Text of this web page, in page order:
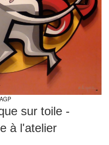
sur toile -
à l'atelier